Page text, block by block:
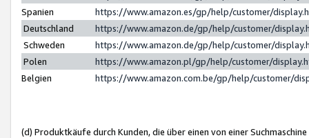
Spanien
https://www.amazon.es/gp/help/customer/
Deutschland
https://www.amazon.de/gp/help/customer/
Schweden
https://www.amazon.de/gp/help/customer/
Polen
https://www.amazon.pl/gp/help/customer/
Belgien
https://www.amazon.com.be/gp/help/customer/
(d) Produktkäufe durch Kunden, die über einen von einer